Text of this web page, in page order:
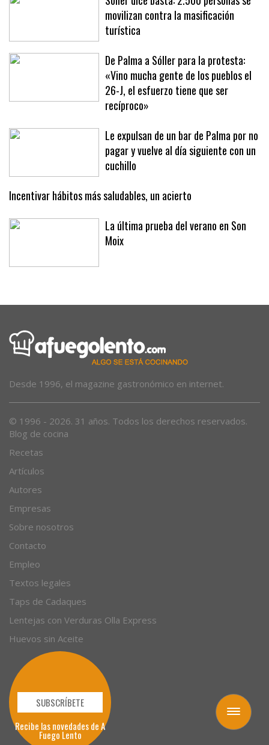
Toggle
navigation
Sóller dice basta: 2.500 personas se
movilizan contra la masificación
turística
De Palma a Sóller para la protesta:
«Vino mucha gente de los pueblos el
26-J, el esfuerzo tiene que ser
recíproco»
Le expulsan de un bar de Palma por no
pagar y vuelve al día siguiente con un
cuchillo
Incentivar hábitos más saludables, un acierto
La última prueba del verano en Son
Blog de cocina
Recetas
Artículos
Autores
Empresas
Sobre nosotros
Contacto
Empleo
Textos legales
Taps de Cadaques
Lentejas con Verduras Olla Express
Huevos sin Aceite
SUBSCRÍBETE